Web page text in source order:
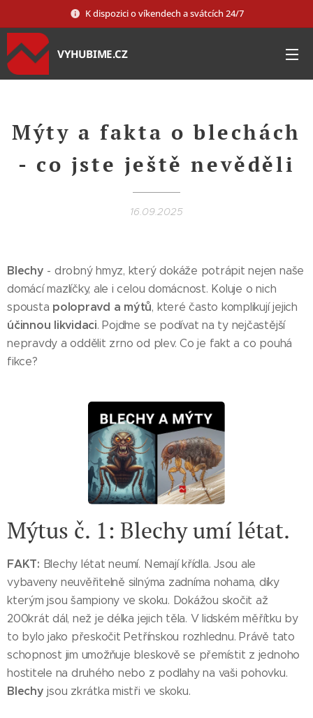
K dispozici o víkendech a svátcích 24/7
VYHUBIME.CZ
Mýty a fakta o blechách
- co jste ještě nevěděli
16.09.2025
Blechy - drobný hmyz, který dokáže potrápit nejen naše
domácí mazlíčky, ale i celou domácnost. Koluje o nich
spousta polopravd a mýtů, které často komplikují jejich
účinnou likvidaci. Pojďme se podívat na ty nejčastější
nepravdy a oddělit zrno od plev. Co je fakt a co pouhá
fikce?
Mýtus č. 1: Blechy umí létat.
FAKT: Blechy létat neumí. Nemají křídla. Jsou ale
vybaveny neuvěřitelně silnýma zadníma nohama, díky
kterým jsou šampiony ve skoku. Dokážou skočit až
200krát dál, než je délka jejich těla. V lidském měřítku by
to bylo jako přeskočit Petřínskou rozhlednu. Právě tato
schopnost jim umožňuje bleskově se přemístit z jednoho
hostitele na druhého nebo z podlahy na vaši pohovku.
Blechy jsou zkrátka mistři ve skoku.